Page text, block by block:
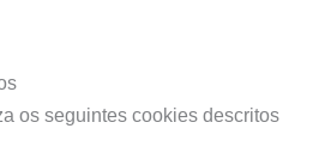
os seguintes cookies descritos